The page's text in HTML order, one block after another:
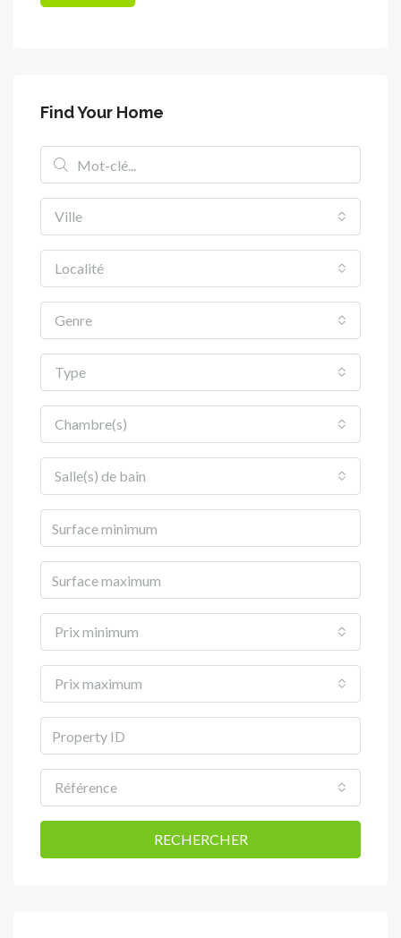
Find Your Home
Ville
Localité
Genre
Type
Chambre(s)
Salle(s) de bain
Prix minimum
Prix maximum
Référence
RECHERCHER